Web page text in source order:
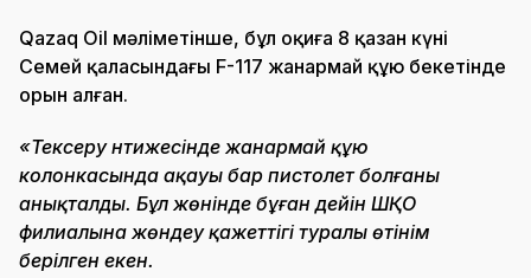
Qazaq Oil мәліметінше, бұл оқиға 8 қазан күні
Семей қаласындағы F-117 жанармай құю бекетінде
орын алған.
«Тексеру нәтижесінде жанармай құю
колонкасында ақауы бар пистолет болғаны
анықталды. Бұл жөнінде бұған дейін ШҚО
филиалына жөндеу қажеттігі туралы өтінім
берілген екен.